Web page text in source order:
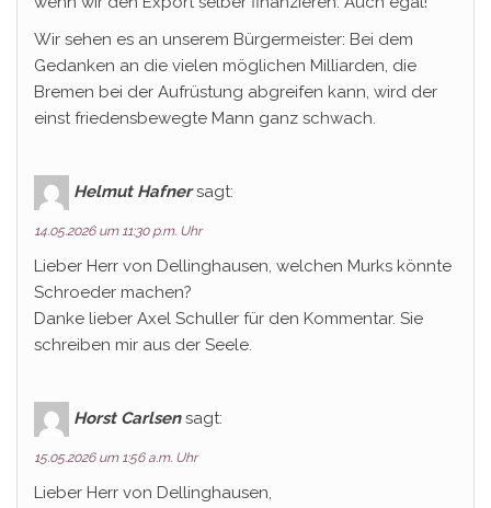
Wir sehen es an unserem Bürgermeister: Bei dem
Gedanken an die vielen möglichen Milliarden, die
Bremen bei der Aufrüstung abgreifen kann, wird der
einst friedensbewegte Mann ganz schwach.
Helmut Hafner sagt:
14.05.2026 um 11:30 p.m. Uhr
Lieber Herr von Dellinghausen, welchen Murks könnte
Schroeder machen?
Danke lieber Axel Schuller für den Kommentar. Sie
schreiben mir aus der Seele.
Horst Carlsen sagt:
15.05.2026 um 1:56 a.m. Uhr
Lieber Herr von Dellinghausen,